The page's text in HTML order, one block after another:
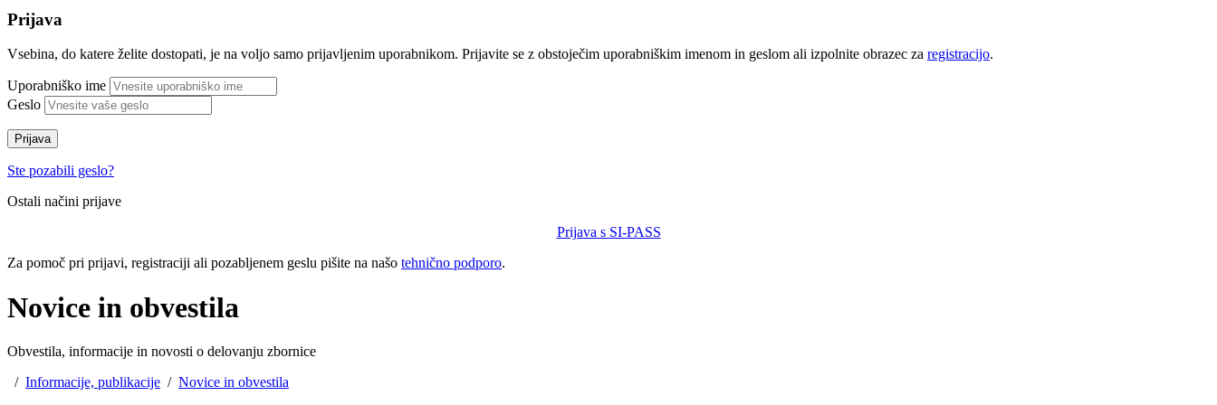
Prijava
Vsebina, do katere želite dostopati, je na voljo samo prijavljenim uporabnikom. Prijavite se z obstoječim uporabniškim imenom in geslom ali izpolnite obrazec za registracijo.
Uporabniško ime
Geslo
Prijava
Ste pozabili geslo?
Ostali načini prijave
Prijava s SI-PASS
Za pomoč pri prijavi, registraciji ali pozabljenem geslu pišite na našo tehnično podporo.
Novice in obvestila
Obvestila, informacije in novosti o delovanju zbornice
/ Informacije, publikacije / Novice in obvestila